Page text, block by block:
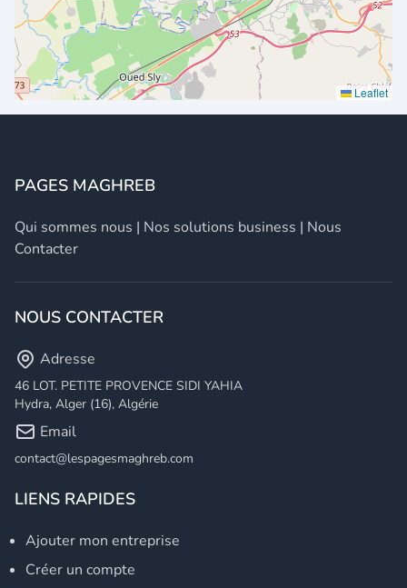
Leaflet
PAGES MAGHREB
Qui sommes nous | Nos solutions business | Nous
Contacter
NOUS CONTACTER
Adresse
46 LOT. PETITE PROVENCE SIDI YAHIA
Hydra, Alger (16), Algérie
Email
contact@lespagesmaghreb.com
LIENS RAPIDES
Ajouter mon entreprise
Créer un compte